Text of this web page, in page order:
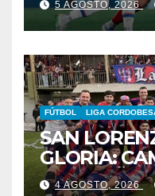
5 AGOSTO, 2026
FÚTBOL LIGA
SAN
GLORIA:
DE 42 AÑOS
4 AGOSTO, 2026